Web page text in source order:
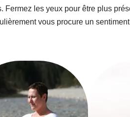
Fermez les yeux pour être plus
vous procure un